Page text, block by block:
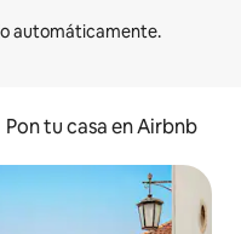
Pon tu casa en Airbnb